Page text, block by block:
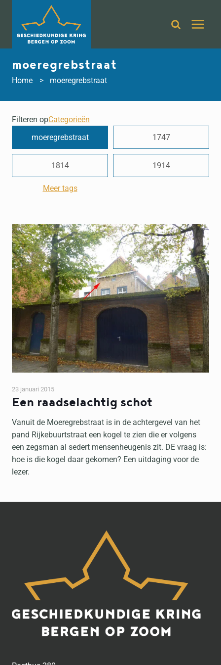
inhoud
moeregrebstraat
Home moeregrebstraat
Filteren opCategorieën
moeregrebstraat
1747
1814 1914
Meer tags
Een raadselachtig schot
23 januari 2015
Vanuit de Moeregrebstraat is in de achtergevel van het
pand Rijkebuurtstraat een kogel te zien die er volgens
een zegsman al sedert mensenheugenis zit. DE vraag is:
hoe is die kogel daar gekomen? Een uitdaging voor de
lezer.